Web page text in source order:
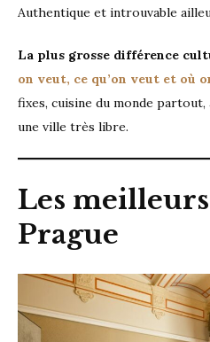
Authentique et introuvable
La plus grosse différence
on veut, ce qu’on veut et où
fixes, cuisine du monde
une ville très libre.
Les
Prague